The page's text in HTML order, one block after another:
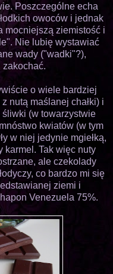
Poszczególne echa
owoców i jednak
mocniejszą ziemistość i
Nie lubię wystawiać
wady ("wadki"?),
zakochać.
o wiele bardziej
nutą maślanej chałki) i
śliwki (w towarzystwie
kwiatów (w tym
w niej jedynie mgiełką,
karmel. Tak więc nuty
ale czekolady
co bardzo mi się
ziemi i
Venezuela 75%.